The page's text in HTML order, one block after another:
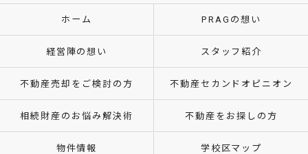
ホーム PRAGの想い
経営陣の想い スタッフ紹介
不動産売却をご検討の方 不動産セカンドオピニオン
相続財産のお悩み解決術 不動産をお探しの方
物件情報 学校区マップ